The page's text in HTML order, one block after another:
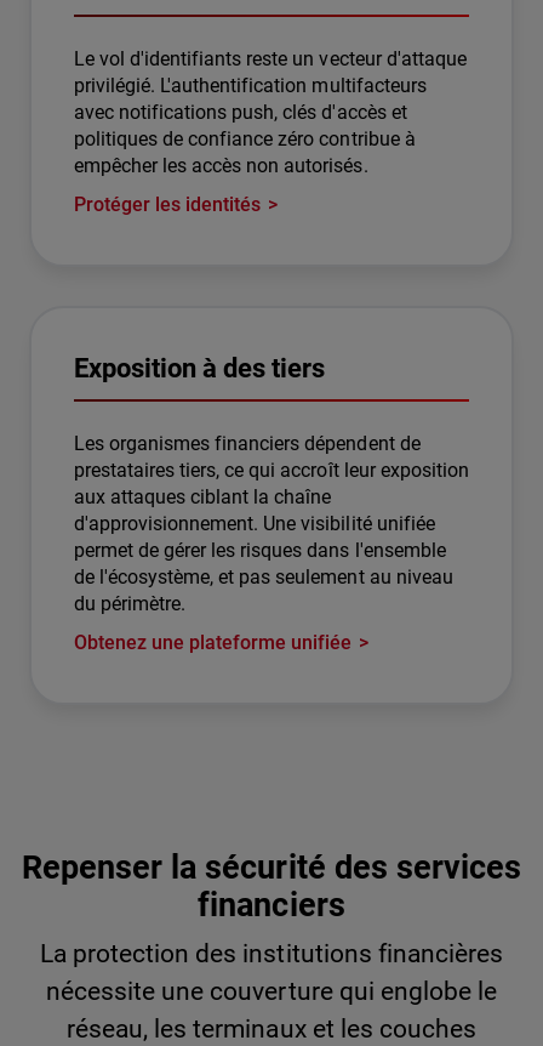
Le vol d'identifiants reste un vecteur d'attaque
privilégié. L'authentification multifacteurs
avec notifications push, clés d'accès et
politiques de confiance zéro contribue à
empêcher les accès non autorisés.
Protéger les identités
Exposition à des tiers
Les organismes financiers dépendent de
prestataires tiers, ce qui accroît leur exposition
aux attaques ciblant la chaîne
d'approvisionnement. Une visibilité unifiée
permet de gérer les risques dans l'ensemble
de l'écosystème, et pas seulement au niveau
du périmètre.
Obtenez une plateforme unifiée
Repenser la sécurité des services
financiers
La protection des institutions financières
nécessite une couverture qui englobe le
réseau, les terminaux et les couches